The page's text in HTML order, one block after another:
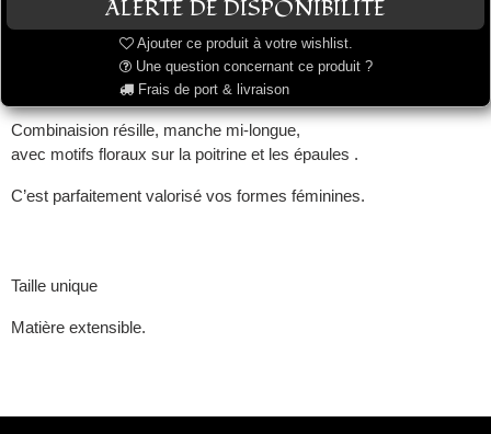
Ajouter ce produit à votre wishlist.
Une question concernant ce produit ?
Frais de port & livraison
Combinaision résille, manche mi-longue,
avec motifs floraux sur la poitrine et les épaules .
C’est parfaitement valorisé vos formes féminines.
Taille unique
Matière extensible.